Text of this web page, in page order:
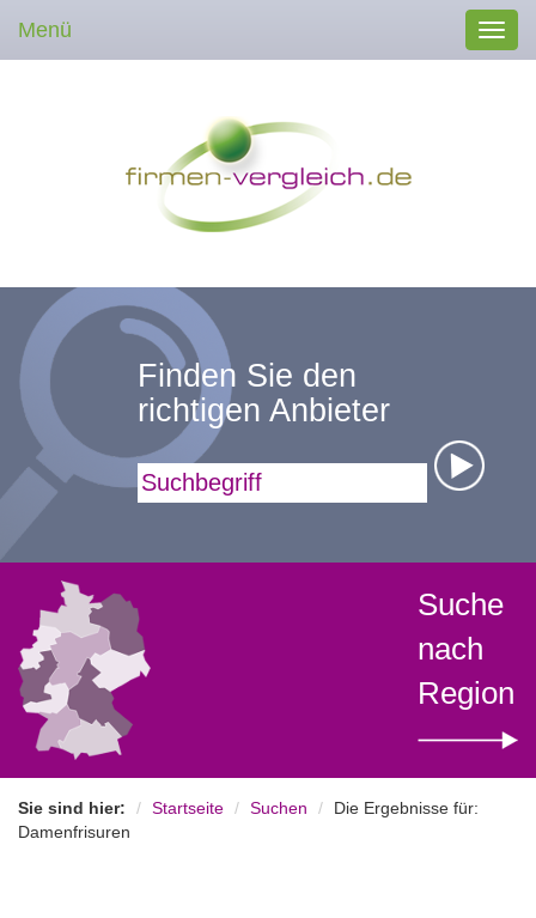
Menü
Finden Sie den
richtigen Anbieter
Suchbegriff
Suche
nach
Region
Sie sind hier: Startseite Suchen
Die Ergebnisse für:
Damenfrisuren